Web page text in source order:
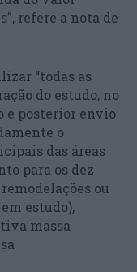
refere a nota de
“todas as
do estudo, no
e posterior envio
o
das áreas
para os dez
ou
estudo),
massa